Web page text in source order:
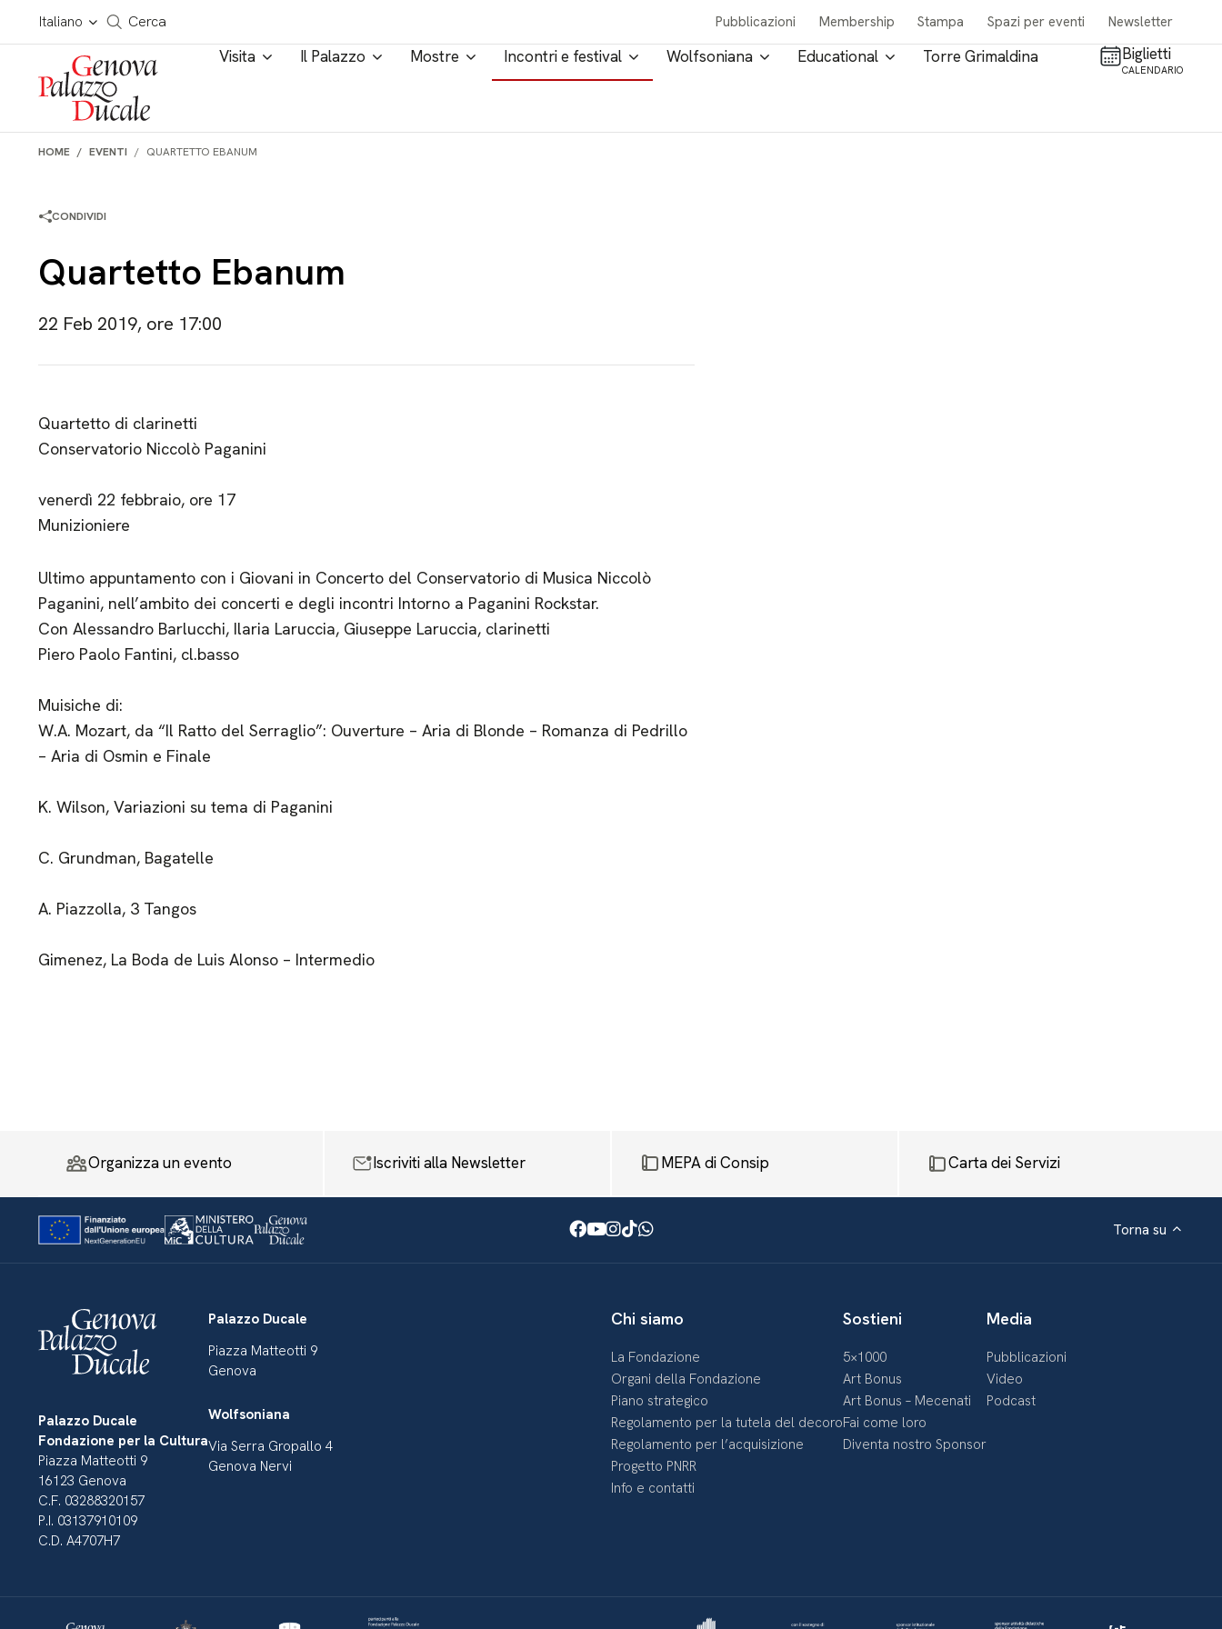
Salta al contenuto
Italiano
Cerca in tutto il sito
Cerca Pubblicazioni Membership Stampa Spazi per eventi Newsletter
Visita Il Palazzo Mostre Incontri e festival Wolfsoniana Educational Torre Grimaldina Biglietti
CALENDARIO
HOME EVENTI QUARTETTO EBANUM
CONDIVIDI
Quartetto Ebanum
22 Feb 2019, ore 17:00
Quartetto di clarinetti
Conservatorio Niccolò Paganini
venerdì 22 febbraio, ore 17
Munizioniere
Ultimo appuntamento con i Giovani in Concerto del Conservatorio di Musica Niccolò
Paganini, nell’ambito dei concerti e degli incontri Intorno a Paganini Rockstar.
Con Alessandro Barlucchi, Ilaria Laruccia, Giuseppe Laruccia, clarinetti
Piero Paolo Fantini, cl.basso
Muisiche di:
W.A. Mozart, da “Il Ratto del Serraglio”: Ouverture – Aria di Blonde – Romanza di Pedrillo
– Aria di Osmin e Finale
K. Wilson, Variazioni su tema di Paganini
C. Grundman, Bagatelle
A. Piazzolla, 3 Tangos
Gimenez, La Boda de Luis Alonso – Intermedio
Organizza un evento Iscriviti alla Newsletter MEPA di Consip Carta dei Servizi
Facebook
Youtube
Instagram
TikTok
WhatsApp Torna su
Palazzo Ducale
Fondazione per la Cultura
Piazza Matteotti 9
16123 Genova
C.F. 03288320157
P.I. 03137910109
C.D. A4707H7
Palazzo Ducale
Piazza Matteotti 9
Genova
Wolfsoniana
Via Serra Gropallo 4
Genova Nervi
Chi siamo
La Fondazione
Organi della Fondazione
Piano strategico
Regolamento per la tutela del decoro
Regolamento per l’acquisizione
Progetto PNRR
Info e contatti
Sostieni
5×1000
Art Bonus
Art Bonus – Mecenati
Fai come loro
Diventa nostro Sponsor
Media
Pubblicazioni
Video
Podcast